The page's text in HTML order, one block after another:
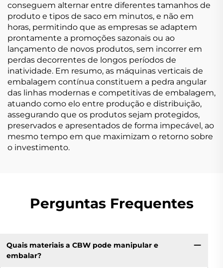
conseguem alternar entre diferentes tamanhos de
produto e tipos de saco em minutos, e não em
horas, permitindo que as empresas se adaptem
prontamente a promoções sazonais ou ao
lançamento de novos produtos, sem incorrer em
perdas decorrentes de longos períodos de
inatividade. Em resumo, as máquinas verticais de
embalagem contínua constituem a pedra angular
das linhas modernas e competitivas de embalagem,
atuando como elo entre produção e distribuição,
assegurando que os produtos sejam protegidos,
preservados e apresentados de forma impecável, ao
mesmo tempo em que maximizam o retorno sobre
o investimento.
Perguntas Frequentes
Quais materiais a CBW pode manipular e
embalar?